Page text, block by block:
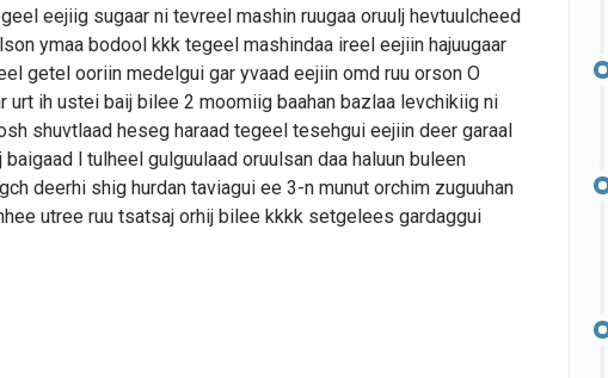
eejiig sugaar ni tevreel mashin ruugaa oruulj hevtuulcheed
ymaa bodool kkk tegeel mashindaa ireel eejiin hajuugaar
getel ooriin medelgui gar yvaad eejiin omd ruu orson O
urt ih ustei baij bilee 2 moomiig baahan bazlaa levchikiig ni
shuvtlaad heseg haraad tegeel tesehgui eejiin deer garaal
l tulheel gulguulaad oruulsan daa haluun buleen
deerhi shig hurdan taviagui ee 3-n munut orchim zuguuhan
utree ruu tsatsaj orhij bilee kkkk setgelees gardaggui